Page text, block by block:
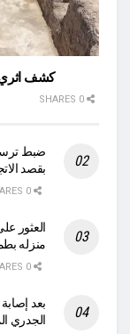
كشف اثري
ضبط
بقصد
العثور
منزله
الجدري